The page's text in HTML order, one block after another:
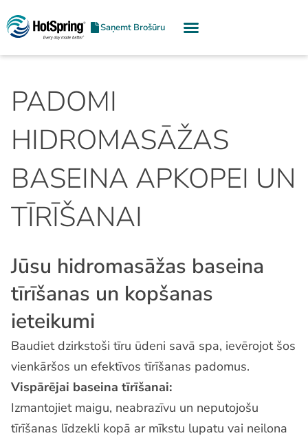
Saņemt Brošūru
PADOMI
HIDROMASĀŽAS
BASEINA APKOPEI UN
TĪRĪŠANAI
Jūsu hidromasāžas baseina
tīrīšanas un kopšanas
ieteikumi
Baudiet dzirkstoši tīru ūdeni savā spa, ievērojot šos
vienkāršos un efektīvos tīrīšanas padomus.
Vispārējai baseina tīrīšanai:
Izmantojiet maigu, neabrazīvu un neputojošu
tīrīšanas līdzekli kopā ar mīkstu lupatu vai neilona